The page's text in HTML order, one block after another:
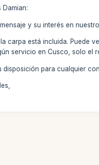
Damian:
y su interés en
carpa está incluida. Puede
servicio en Cusco, solo el
disposición para cualquier